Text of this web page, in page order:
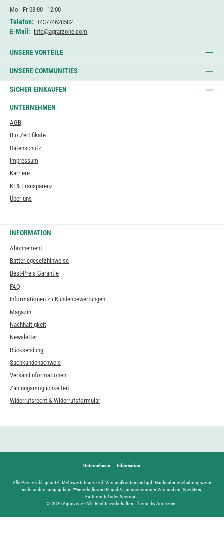
Mo - Fr 08:00 - 12:00
Telefon: +43774628582
E-Mail: info@agrarzone.com
UNSERE VORTEILE
UNSERE COMMUNITIES
SICHER EINKAUFEN
UNTERNEHMEN
AGB
Bio Zertifikate
Datenschutz
Impressum
Karriere
KI & Transparenz
Über uns
INFORMATION
Abonnement
Batteriegesetzhinweise
Best-Preis Garantie
FAQ
Informationen zu Kundenbewertungen
Magazin
Nachhaltigkeit
Newsletter
Rücksendung
Sachkundenachweis
Versandinformationen
Zahlungsmöglichkeiten
Widerrufsrecht & Widerrufsformular
Unternehmen Information
Alle Preise inkl. gesetzl. Mehrwertsteuer zzgl. Versandkostenund ggf. Nachnahmegebühren, wenn
nicht anders angegeben. **innerhalb von DE und AT, ausgenommen Versand mit Spedition,
Futtermittel oder Sperrgut.
© 2026 Agrarzone - Alle Rechte vorbehalten. Theme by Agrarzone